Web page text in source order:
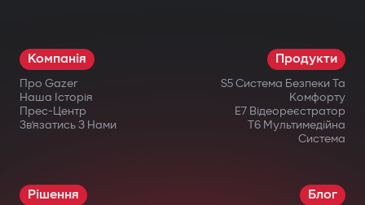
відсутні, відеореєстратор активується
при ударі або русі.
Офіційна гарантія. Придбавши
відеореєстратор Gazer, ви отримуєте
Компанія
Про Gazer
Наша Історія
Прес-Центр
Зв’язатись З Нами
Продукти
S5 Система Безпеки Та
Комфорту
E7 Відеореєстратор
T6 Мультимедійна
Система
Рішення Блог